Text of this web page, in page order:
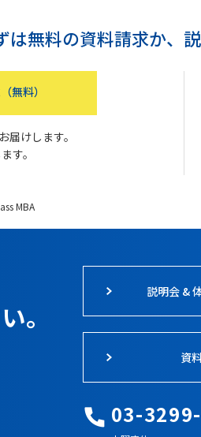
は無料の資料請求か、
無料）
届けします。
す。
MBA
。
説明会 &
資
03-